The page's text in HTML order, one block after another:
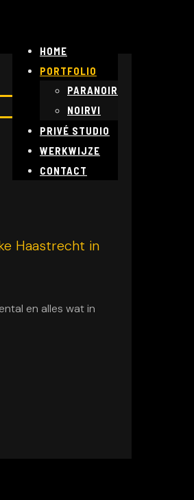
HOME
PORTFOLIO
PARANOIR
NOIRVI
PRIVÉ STUDIO
WERKWIJZE
CONTACT
Haastrecht in
en alles wat in